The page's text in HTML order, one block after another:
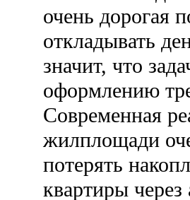
очень дорогая
откладывать
значит, что
оформлению
Современная
жилплощади
потерять
квартиры